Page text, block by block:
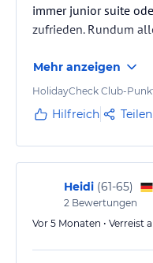
immer junior suite
zufrieden. Rundum
Mehr anzeigen
HolidayCheck Club-
Hilfreich Teilen
Heidi (61-65)
2 Bewertungen
Vor 5 Monaten • Verreist